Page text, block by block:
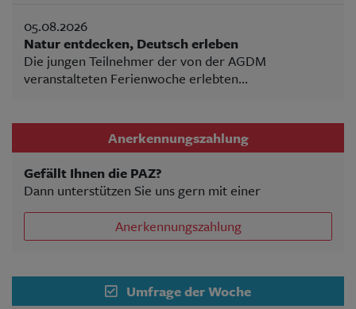
05.08.2026
Natur entdecken, Deutsch erleben
Die jungen Teilnehmer der von der AGDM
veranstalteten Ferienwoche erlebten...
Anerkennungszahlung
Gefällt Ihnen die PAZ?
Dann unterstützen Sie uns gern mit einer
Anerkennungszahlung
Umfrage der Woche